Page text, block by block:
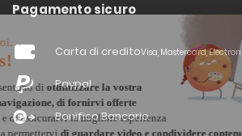
Pagamento sicuro
Carta di creditoVisa, Mastercard, Electron
Paypal
Bonifico Bancario